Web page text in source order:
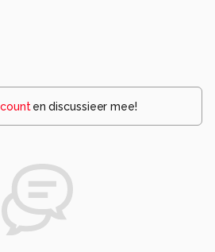
en discussieer mee!